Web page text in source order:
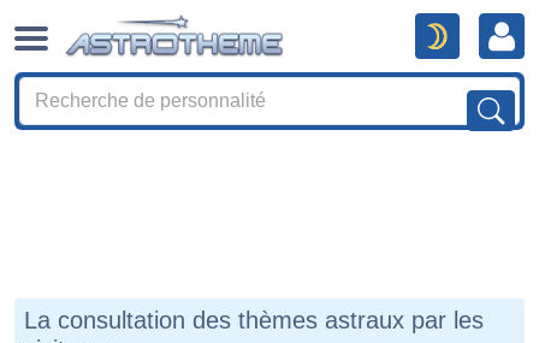
La consultation des thèmes astraux par les